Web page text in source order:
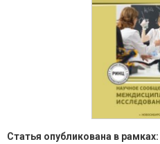
Статья опубликована в рамках: